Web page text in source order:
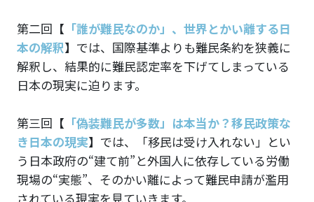
第二回 【 「誰が難民なのか」、世界とかい離する日
本の解釈】 では、国際基準よりも難民条約を狭義に
解釈し、結果的に難民認定率を下げてしまっている
日本の現実に迫ります。
第三回 【 「偽装難民が多数」は本当か？移民政策な
き日本の現実】 では、「移民は受け入れない」とい
う日本政府の“建て前”と外国人に依存している労働
現場の“実態”、そのかい離によって難民申請が濫用
されている現実を見ていきます。